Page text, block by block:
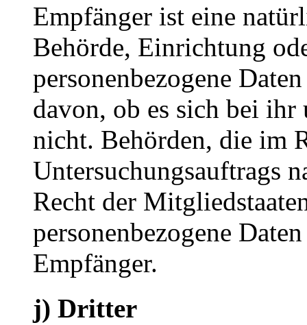
Empfänger ist eine
Behörde, Einrichtung
personenbezogene
davon, ob es sich bei
nicht. Behörden, die im
Untersuchungsauftrags
Recht der
personenbezogene
Empfänger.
j) Dritter